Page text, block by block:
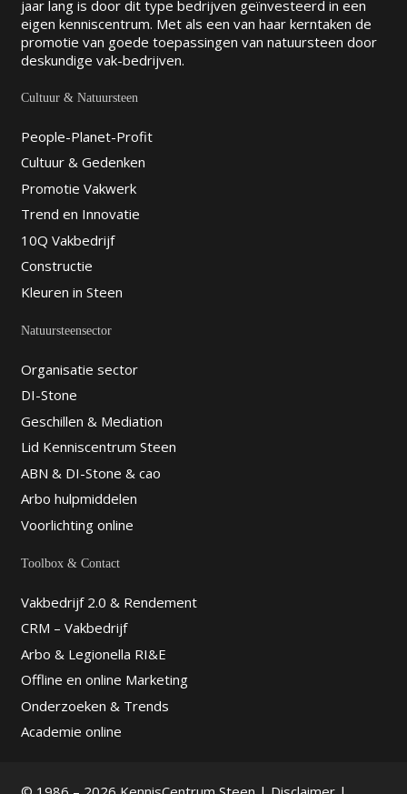
jaar lang is door dit type bedrijven geïnvesteerd in een
eigen kenniscentrum. Met als een van haar kerntaken de
promotie van goede toepassingen van natuursteen door
deskundige vak-bedrijven.
Cultuur & Natuursteen
People-Planet-Profit
Cultuur & Gedenken
Promotie Vakwerk
Trend en Innovatie
10Q Vakbedrijf
Constructie
Kleuren in Steen
Natuursteensector
Organisatie sector
DI-Stone
Geschillen & Mediation
Lid Kenniscentrum Steen
ABN & DI-Stone & cao
Arbo hulpmiddelen
Voorlichting online
Toolbox & Contact
Vakbedrijf 2.0 & Rendement
CRM – Vakbedrijf
Arbo & Legionella RI&E
Offline en online Marketing
Onderzoeken & Trends
Academie online